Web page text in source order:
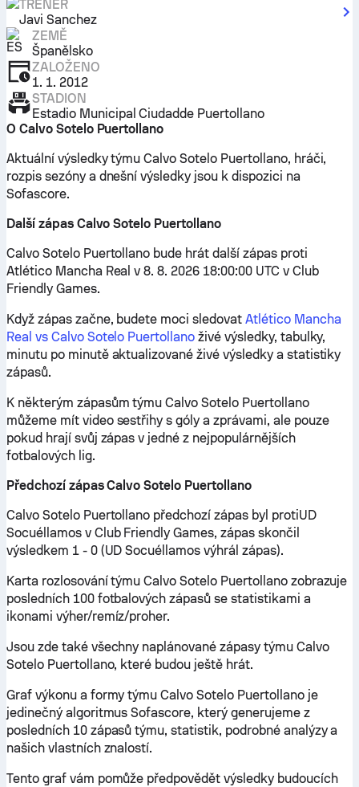
TRENÉR
Javi Sanchez
ZEMĚ
Španělsko
ZALOŽENO
1. 1. 2012
STADION
Estadio Municipal Ciudadde Puertollano
O Calvo Sotelo Puertollano
Aktuální výsledky týmu Calvo Sotelo Puertollano, hráči,
rozpis sezóny a dnešní výsledky jsou k dispozici na
Sofascore.
Další zápas Calvo Sotelo Puertollano
Calvo Sotelo Puertollano bude hrát další zápas proti
Atlético Mancha Real v 8. 8. 2026 18:00:00 UTC v Club
Friendly Games.
Když zápas začne, budete moci sledovat Atlético Mancha
Real vs Calvo Sotelo Puertollano živé výsledky, tabulky,
minutu po minutě aktualizované živé výsledky a statistiky
zápasů.
K některým zápasům týmu Calvo Sotelo Puertollano
můžeme mít video sestřihy s góly a zprávami, ale pouze
pokud hrají svůj zápas v jedné z nejpopulárnějších
fotbalových lig.
Předchozí zápas Calvo Sotelo Puertollano
Calvo Sotelo Puertollano předchozí zápas byl protiUD
Socuéllamos v Club Friendly Games, zápas skončil
výsledkem 1 - 0 (UD Socuéllamos výhrál zápas).
Karta rozlosování týmu Calvo Sotelo Puertollano zobrazuje
posledních 100 fotbalových zápasů se statistikami a
ikonami výher/remíz/proher.
Jsou zde také všechny naplánované zápasy týmu Calvo
Sotelo Puertollano, které budou ještě hrát.
Graf výkonu a formy týmu Calvo Sotelo Puertollano je
jedinečný algoritmus Sofascore, který generujeme z
posledních 10 zápasů týmu, statistik, podrobné analýzy a
našich vlastních znalostí.
Tento graf vám pomůže předpovědět výsledky budoucích